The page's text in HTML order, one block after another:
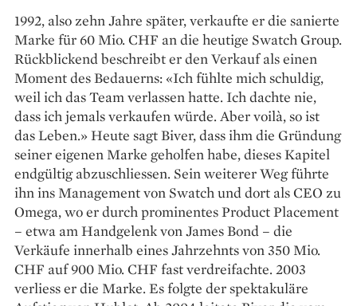
1992, also zehn Jahre später, verkaufte er die ­sanierte
Marke für 60 Mio. CHF an die heutige Swatch Group.
Rückblickend beschreibt er den Verkauf als einen
Moment des Bedauerns: «Ich fühlte mich schuldig,
weil ich das Team verlassen hatte. Ich dachte nie,
dass ich jemals verkaufen würde. Aber voilà, so ist
das Leben.» Heute sagt Biver, dass ihm die Gründung
seiner eigenen Marke geholfen habe, dieses Kapitel
endgültig abzuschliessen. Sein weiterer Weg führte
ihn ins Management von Swatch und dort als CEO zu
Omega, wo er durch prominentes Product Placement
– etwa am Handgelenk von James Bond – die
Verkäufe innerhalb eines Jahrzehnts von 350 Mio.
CHF auf 900 Mio. CHF fast verdreifachte. 2003
verliess er die Marke. Es folgte der spektakuläre